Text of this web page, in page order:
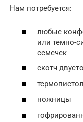
Нам потребуется:
любые
или темно-
семечек
скотч
ножницы